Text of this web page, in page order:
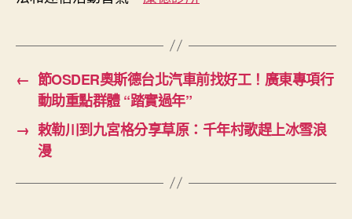
← 節OSDER奧斯德台北汽車前找好工！廣東專項行
動助重點群體 “踏實過年”
→ 敕勒川到九宮格分享草原：千年村歌趕上冰雪浪
漫